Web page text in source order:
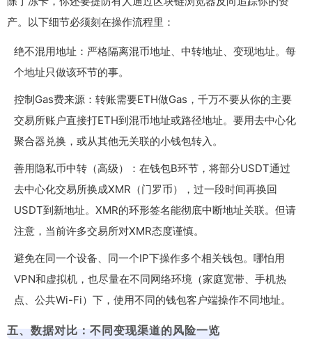
产。以下细节必须刻在操作流程里：
绝不混用地址：严格隔离混币地址、中转地址、变现地址。每
个地址只做该环节的事。
控制Gas费来源：转账需要ETH做Gas，千万不要从你的主要
交易所账户直接打ETH到混币地址或路径地址。要用去中心化
聚合器兑换，或从其他无关联的小钱包转入。
善用隐私币中转（高级）：在钱包B环节，将部分USDT通过
去中心化交易所换成XMR（门罗币），过一段时间再换回
USDT到新地址。XMR的环形签名能彻底中断地址关联。但请
注意，当前许多交易所对XMR态度谨慎。
避免在同一个设备、同一个IP下操作多个相关钱包。哪怕用
VPN和虚拟机，也尽量在不同网络环境（家庭宽带、手机热
点、公共Wi-Fi）下，使用不同的钱包客户端操作不同地址。
五、数据对比：不同变现渠道的风险一览